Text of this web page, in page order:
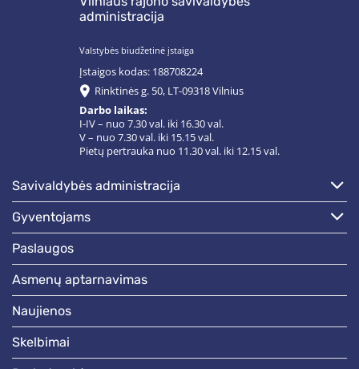
administracija
Valstybės biudžetinė įstaiga
Įstaigos kodas: 188708224
Rinktinės g. 50, LT-09318 Vilnius
Darbo laikas:
I-IV – nuo 7.30 val. iki 16.30 val.
V – nuo 7.30 val. iki 15.15 val.
Pietų pertrauka nuo 11.30 val. iki 12.15 val.
savivaldybės administracija
gyventojams
paslaugos
asmenų aptarnavimas
naujienos
skelbimai